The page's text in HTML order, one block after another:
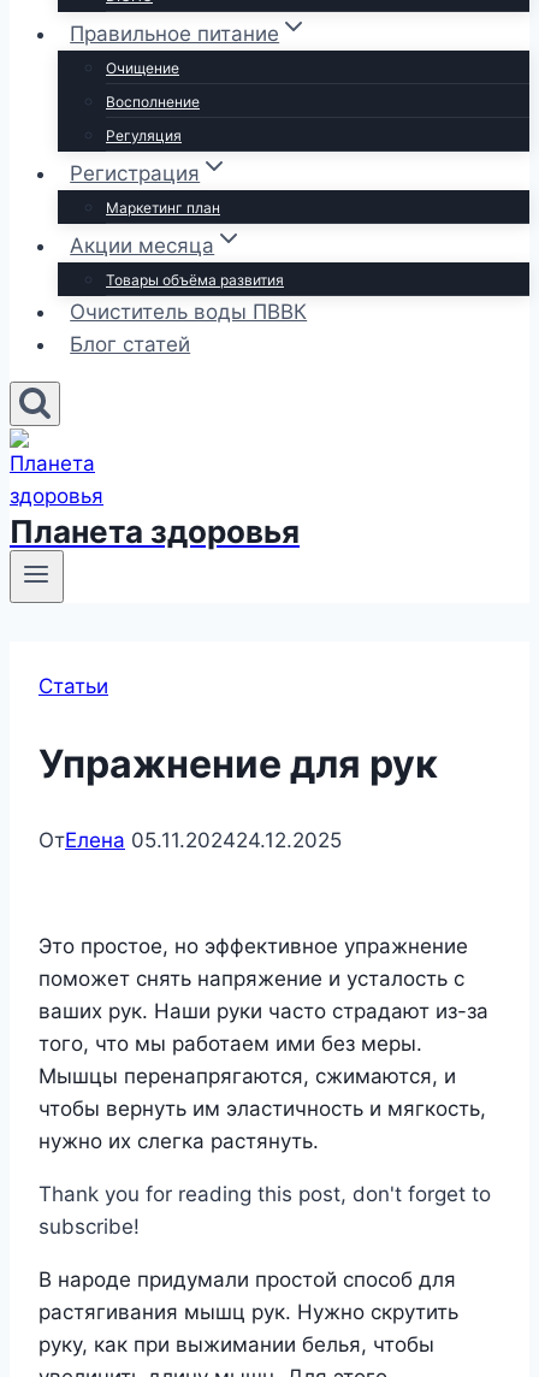
Правильное питание
Очищение
Восполнение
Регуляция
Регистрация
Маркетинг план
Акции месяца
Товары объёма развития
Очиститель воды ПВВК
Блог статей
Планета здоровья
Статьи
Упражнение для рук
ОтЕлена 05.11.202424.12.2025
Это простое, но эффективное упражнение
поможет снять напряжение и усталость с
ваших рук. Наши руки часто страдают из-за
того, что мы работаем ими без меры.
Мышцы перенапрягаются, сжимаются, и
чтобы вернуть им эластичность и мягкость,
нужно их слегка растянуть.
Thank you for reading this post, don't forget to
subscribe!
В народе придумали простой способ для
растягивания мышц рук. Нужно скрутить
руку, как при выжимании белья, чтобы